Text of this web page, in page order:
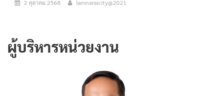
2 ตุลาคม 2568 lamnaraicity@2021
ผู้บริหารหน่วยงาน